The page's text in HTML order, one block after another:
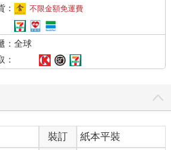
：
不限金額免運費
：全球
：
裝訂
紙本平裝